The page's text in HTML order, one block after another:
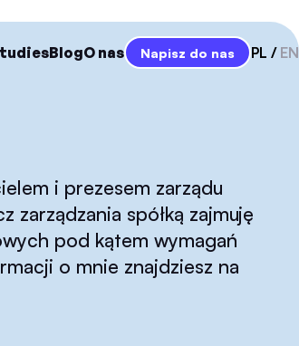
BlogO nas Napisz do nas PL EN
i prezesem zarządu
zarządzania spółką zajmuję
pod kątem wymagań
o mnie znajdziesz na